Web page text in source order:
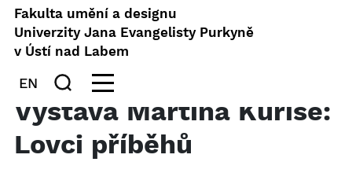
Fakulta umění a designu
Univerzity Jana Evangelisty Purkyně
v Ústí nad Labem
EN
Výstava Martina Kuriše:
Lovci příběhů